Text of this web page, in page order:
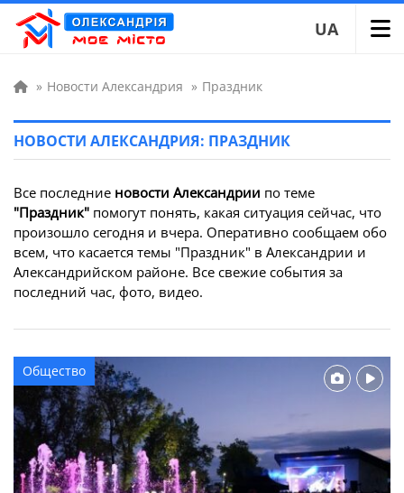
UA
» Новости Александрия » Праздник
НОВОСТИ АЛЕКСАНДРИЯ: ПРАЗДНИК
Все последние новости Александрии по теме
"Праздник" помогут понять, какая ситуация сейчас, что
произошло сегодня и вчера. Оперативно сообщаем обо
всем, что касается темы "Праздник" в Александрии и
Александрийском районе. Все свежие события за
последний час, фото, видео.
Общество